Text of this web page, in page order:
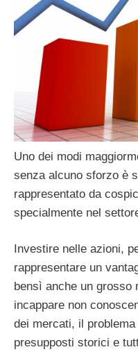
Uno dei modi
senza alcuno sforzo è
rappresentato da
specialmente nel
Investire nelle azioni,
rappresentare un
bensì anche un grosso
incappare non
dei mercati, il
presupposti storici e